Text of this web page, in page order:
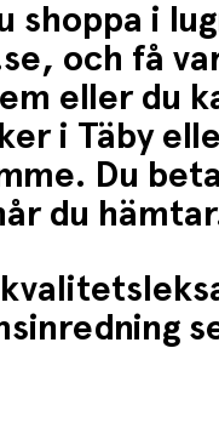
shoppa i
och få
eller du
i Täby
Du
du